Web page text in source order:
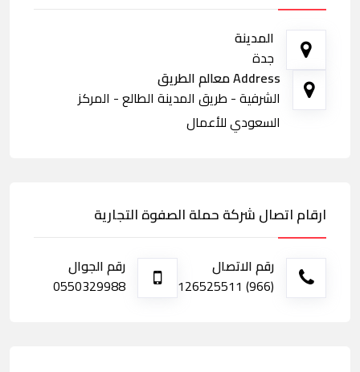
المدينة
جدة
Address معالم الطريق
الشرفية - طريق المدينة الطالع - المركز
السعودي للأعمال
ارقام اتصال شركة حملة الصفوة التجارية
رقم الاتصال
(966) 126525511
رقم الجوال
0550329988